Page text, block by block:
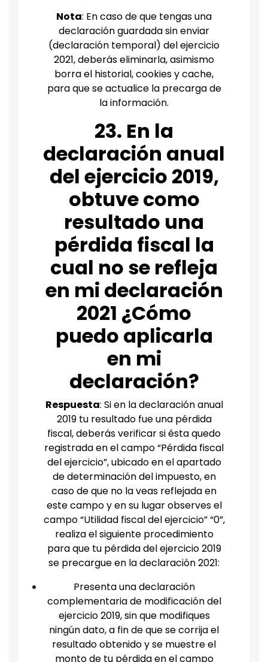
Nota: En caso de que tengas una
declaración guardada sin enviar
(declaración temporal) del ejercicio
2021, deberás eliminarla, asimismo
borra el historial, cookies y cache,
para que se actualice la precarga de
la información.
23. En la
declaración anual
del ejercicio 2019,
obtuve como
resultado una
pérdida fiscal la
cual no se refleja
en mi declaración
2021 ¿Cómo
puedo aplicarla
en mi
declaración?
Respuesta: Si en la declaración anual
2019 tu resultado fue una pérdida
fiscal, deberás verificar si ésta quedo
registrada en el campo “Pérdida fiscal
del ejercicio”, ubicado en el apartado
de determinación del impuesto, en
caso de que no la veas reflejada en
este campo y en su lugar observes el
campo “Utilidad fiscal del ejercicio” “0”,
realiza el siguiente procedimiento
para que tu pérdida del ejercicio 2019
se precargue en la declaración 2021:
Presenta una declaración
complementaria de modificación del
ejercicio 2019, sin que modifiques
ningún dato, a fin de que se corrija el
resultado obtenido y se muestre el
monto de tu pérdida en el campo